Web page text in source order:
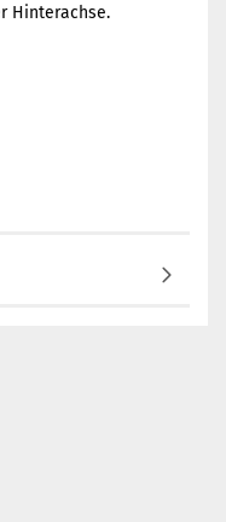
Hinterachse.